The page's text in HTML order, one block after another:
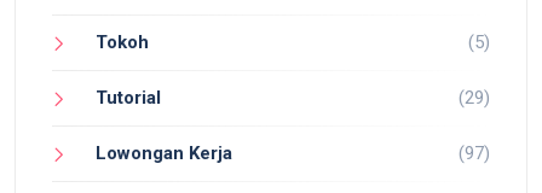
Tokoh (5)
Tutorial (29)
Lowongan Kerja (97)